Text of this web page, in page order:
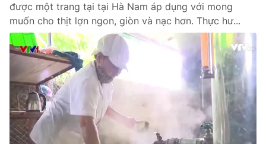
được một trang tại tại Hà Nam áp dụng với mong
muốn cho thịt lợn ngon, giòn và nạc hơn. Thực hư...